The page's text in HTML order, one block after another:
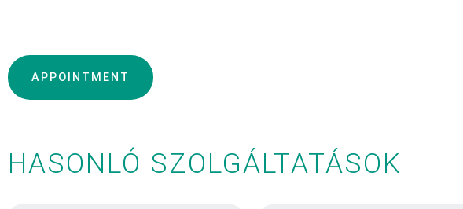
APPOINTMENT
HASONLÓ SZOLGÁLTATÁSOK